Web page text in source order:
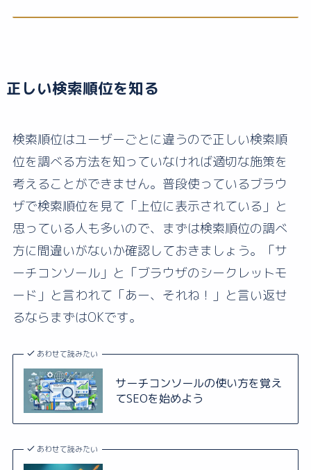
正しい検索順位を知る
検索順位はユーザーごとに違うので正しい検索順
位を調べる方法を知っていなければ適切な施策を
考えることができません。普段使っているブラウ
ザで検索順位を見て「上位に表示されている」と
思っている人も多いので、まずは検索順位の調べ
方に間違いがないか確認しておきましょう。「サ
ーチコンソール」と「ブラウザのシークレットモ
ード」と言われて「あー、それね！」と言い返せ
るならまずはOKです。
あわせて読みたい
サーチコンソールの使い方を覚え
てSEOを始めよう
あわせて読みたい